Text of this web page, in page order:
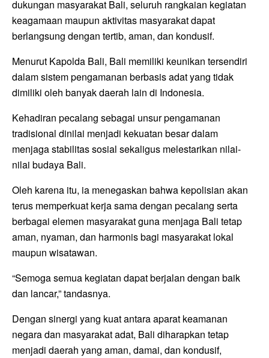
dukungan masyarakat Bali, seluruh rangkaian kegiatan
keagamaan maupun aktivitas masyarakat dapat
berlangsung dengan tertib, aman, dan kondusif.
Menurut Kapolda Bali, Bali memiliki keunikan tersendiri
dalam sistem pengamanan berbasis adat yang tidak
dimiliki oleh banyak daerah lain di Indonesia.
Kehadiran pecalang sebagai unsur pengamanan
tradisional dinilai menjadi kekuatan besar dalam
menjaga stabilitas sosial sekaligus melestarikan nilai-
nilai budaya Bali.
Oleh karena itu, ia menegaskan bahwa kepolisian akan
terus memperkuat kerja sama dengan pecalang serta
berbagai elemen masyarakat guna menjaga Bali tetap
aman, nyaman, dan harmonis bagi masyarakat lokal
maupun wisatawan.
“Semoga semua kegiatan dapat berjalan dengan baik
dan lancar,” tandasnya.
Dengan sinergi yang kuat antara aparat keamanan
negara dan masyarakat adat, Bali diharapkan tetap
menjadi daerah yang aman, damai, dan kondusif,